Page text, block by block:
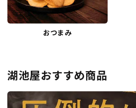
おつまみ
湖池屋おすすめ商品